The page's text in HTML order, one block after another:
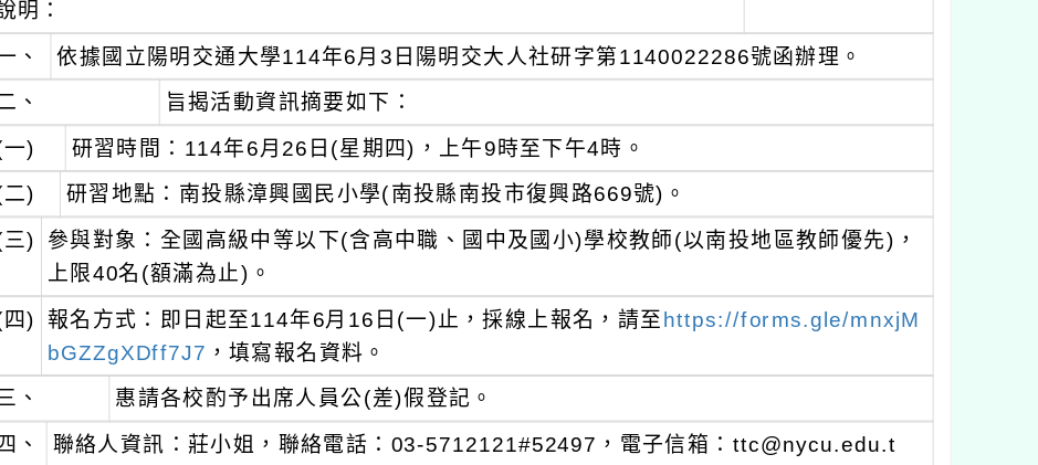
明：
、
依據國立陽明交通大學114年6月3日陽明交大人社研字第1140022286號函辦理。
、
旨揭活動資訊摘要如下：
一) 研習時間：114年6月26日(星期四)，上午9時至下午4時。
二)
研習地點：南投縣漳興國民小學(南投縣南投市復興路669號)。
三)
參與對象：全國高級中等以下(含高中職、國中及國小)學校教師(以南投地區教師優先)，
上限40名(額滿為止)。
四)
報名方式：即日起至114年6月16日(一)止，採線上報名，請至https://forms.gle/mnxjM
bGZZgXDff7J7 ，填寫報名資料。
、
惠請各校酌予出席人員公(差)假登記。
四、
聯絡人資訊：莊小姐，聯絡電話：03-5712121#52497，電子信箱：ttc@nycu.edu.t